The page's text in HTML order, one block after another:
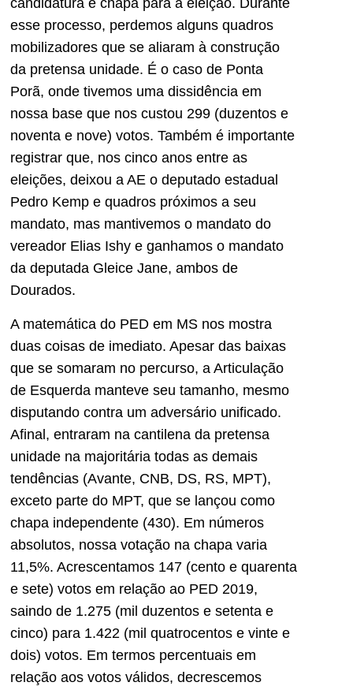
candidatura e chapa para a eleição. Durante
esse processo, perdemos alguns quadros
mobilizadores que se aliaram à construção
da pretensa unidade. É o caso de Ponta
Porã, onde tivemos uma dissidência em
nossa base que nos custou 299 (duzentos e
noventa e nove) votos. Também é importante
registrar que, nos cinco anos entre as
eleições, deixou a AE o deputado estadual
Pedro Kemp e quadros próximos a seu
mandato, mas mantivemos o mandato do
vereador Elias Ishy e ganhamos o mandato
da deputada Gleice Jane, ambos de
Dourados.
A matemática do PED em MS nos mostra
duas coisas de imediato. Apesar das baixas
que se somaram no percurso, a Articulação
de Esquerda manteve seu tamanho, mesmo
disputando contra um adversário unificado.
Afinal, entraram na cantilena da pretensa
unidade na majoritária todas as demais
tendências (Avante, CNB, DS, RS, MPT),
exceto parte do MPT, que se lançou como
chapa independente (430). Em números
absolutos, nossa votação na chapa varia
11,5%. Acrescentamos 147 (cento e quarenta
e sete) votos em relação ao PED 2019,
saindo de 1.275 (mil duzentos e setenta e
cinco) para 1.422 (mil quatrocentos e vinte e
dois) votos. Em termos percentuais em
relação aos votos válidos, decrescemos